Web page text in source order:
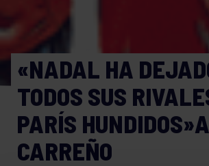
«NADAL HA
TODOS SUS
PARÍS
CARREÑO